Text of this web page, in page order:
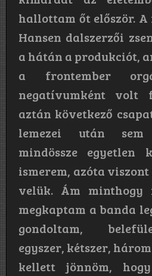
hallottam őt először.
Hansen dalszerzői
a hátán a produkciót,
a frontember
negatívumként volt
aztán következő
lemezei után
mindössze egyetlen
ismerem, azóta
velük. Ám minthogy
megkaptam a banda
gondoltam,
egyszer, kétszer,
kellett jönnöm,